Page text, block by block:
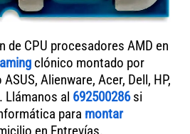
de CPU procesadores AMD en
clónico montado por
Alienware, Acer, Dell, HP,
Llámanos al 692500286si
para montar
en Entrevías.